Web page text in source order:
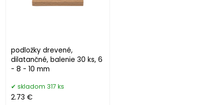
podložky drevené,
dilatančné, balenie 30 ks, 6
- 8 - 10 mm
skladom 317 ks
2.73 €